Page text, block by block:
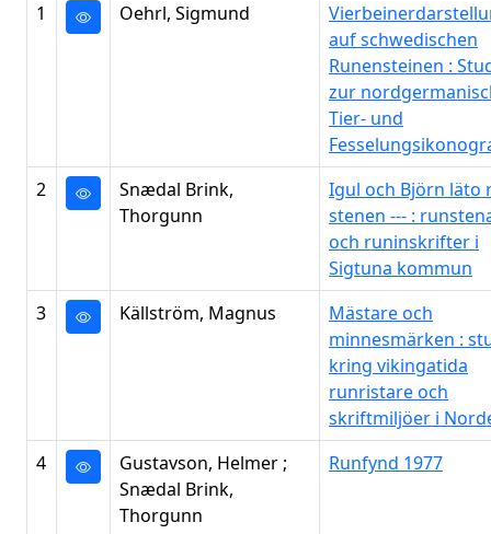
1
Oehrl, Sigmund
auf schwedischen
Runensteinen :
zur
Tier- und
2
Snædal Brink,
Thorgunn
Igul och Björn läto
stenen --- :
och runinskrifter i
Sigtuna kommun
3
Källström, Magnus
Mästare och
minnesmärken :
kring vikingatida
runristare och
skriftmiljöer i
4
Gustavson, Helmer ;
Snædal Brink,
Thorgunn
Runfynd 1977